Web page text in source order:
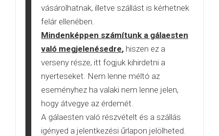
vásárolhatnak, illetve szállást is kérhetnek
felár ellenében.
Mindenképpen számítunk a gálaesten
való megjelenésedre, hiszen ez a
verseny része, itt fogjuk kihirdetni a
nyerteseket. Nem lenne méltó az
eseményhez ha valaki nem lenne jelen,
hogy átvegye az érdemét.
A gálaesten való részvételt és a szállás
igényed a jelentkezési űrlapon jelölheted.